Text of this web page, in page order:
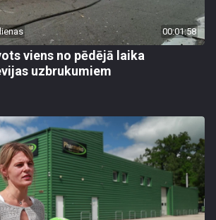
00:01:58
viens no pēdējā laika
uzbrukumiem